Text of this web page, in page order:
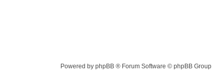
Powered by phpBB ® Forum Software © phpBB Group